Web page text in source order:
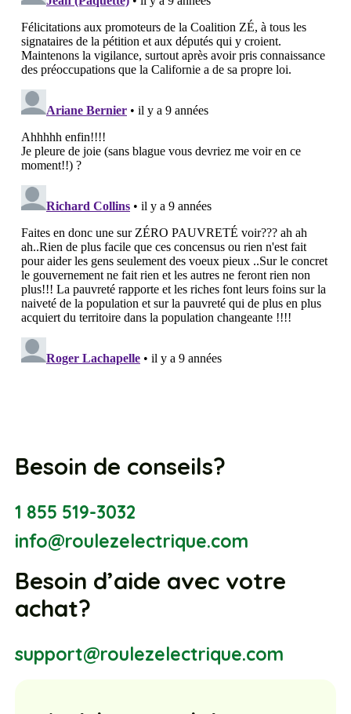
Besoin de conseils?
1 855 519-3032
info@roulezelectrique.com
Besoin d’aide avec votre
achat?
support@roulezelectrique.com